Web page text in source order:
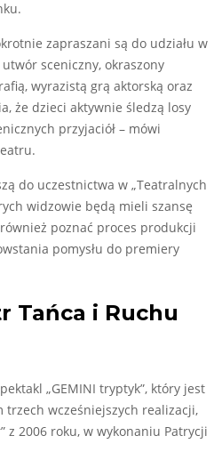
zapraszani są do udziału w
sceniczny, okraszony
wyrazistą grą aktorską oraz
że dzieci aktywnie śledzą losy
przyjaciół – mówi
do uczestnictwa w „Teatralnych
widzowie będą mieli szansę
poznać proces produkcji
pomysłu do premiery
Tańca i Ruchu
„GEMINI tryptyk”, który jest
trzech wcześniejszych realizacji,
z 2006 roku, w wykonaniu Patrycji